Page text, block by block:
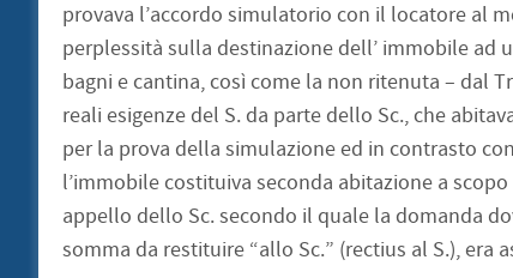
provava l’accordo simulatorio con il locatore al
perplessità sulla destinazione dell’ immobile ad
bagni e cantina, così come la non ritenuta – dal
reali esigenze del S. da parte dello Sc., che
per la prova della simulazione ed in contrasto
l’immobile costituiva seconda abitazione a
appello dello Sc. secondo il quale la domanda
somma da restituire “allo Sc.” (rectius al S.), era